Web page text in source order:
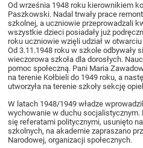
Od września 1948 roku kierownikiem
Paszkowski. Nadal trwały prace
szkolnej, a uczniowie przeprowadzali
wszystkie dzieci posiadały już
roku uczniowie wzięli udział w
Od 3.11.1948 roku w szkole odbywały
wieczorowa szkoła dla dorosłych.
pomoc społeczną. Pani Maria
na terenie Kołbieli do 1949 roku, a
utworzyła na terenie szkoły sekcję
W latach 1948/1949 władze
wychowanie w duchu socjalistycznym.
się referatami politycznymi, usunięto
szkolnych, na akademie zapraszano
Narodowej, organizacji społecznych.